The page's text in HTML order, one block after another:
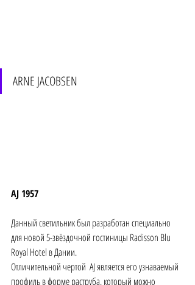
ARNE JACOBSEN
AJ 1957
Данный светильник был разработан специально
для новой 5-звёздочной гостиницы Radisson Blu
Royal Hotel в Дании.
Отличительной чертой  AJ является его узнаваемый
профиль в форме раструба, который можно